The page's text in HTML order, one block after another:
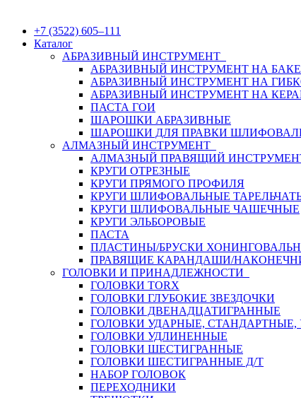
+7 (3522) 605‒111
Каталог
АБРАЗИВНЫЙ ИНСТРУМЕНТ
АБРАЗИВНЫЙ ИНСТРУМЕНТ НА
АБРАЗИВНЫЙ ИНСТРУМЕНТ НА
АБРАЗИВНЫЙ ИНСТРУМЕНТ НА
ПАСТА ГОИ
ШАРОШКИ АБРАЗИВНЫЕ
ШАРОШКИ ДЛЯ ПРАВКИ
АЛМАЗНЫЙ ИНСТРУМЕНТ
АЛМАЗНЫЙ ПРАВЯЩИЙ
КРУГИ ОТРЕЗНЫЕ
КРУГИ ПРЯМОГО ПРОФИЛЯ
КРУГИ ШЛИФОВАЛЬНЫЕ
КРУГИ ШЛИФОВАЛЬНЫЕ ЧАШЕЧНЫЕ
КРУГИ ЭЛЬБОРОВЫЕ
ПАСТА
ПЛАСТИНЫ/БРУСКИ
ПРАВЯЩИЕ КАРАНДАШИ/
ГОЛОВКИ И ПРИНАДЛЕЖНОСТИ
ГОЛОВКИ TORX
ГОЛОВКИ ГЛУБОКИЕ ЗВЕЗДОЧКИ
ГОЛОВКИ ДВЕНАДЦАТИГРАННЫЕ
ГОЛОВКИ УДАРНЫЕ,
ГОЛОВКИ УДЛИНЕННЫЕ
ГОЛОВКИ ШЕСТИГРАННЫЕ
ГОЛОВКИ ШЕСТИГРАННЫЕ Д/Т
НАБОР ГОЛОВОК
ПЕРЕХОДНИКИ